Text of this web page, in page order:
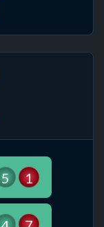
5 1